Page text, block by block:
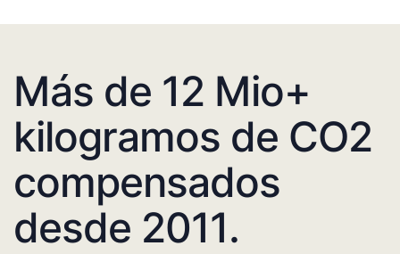
Más de 12 Mio+
kilogramos de CO2
compensados
desde 2011.